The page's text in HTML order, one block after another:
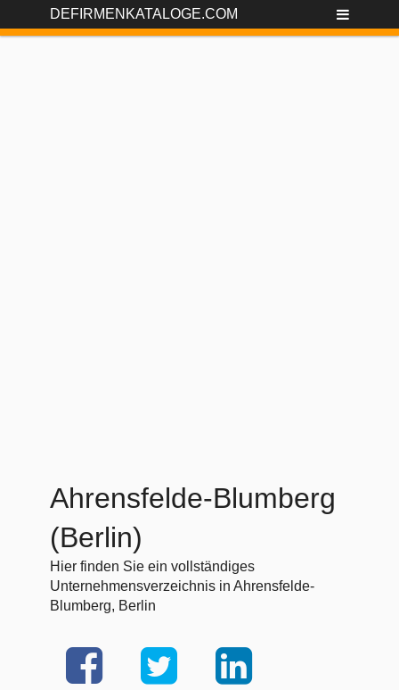
DEFIRMENKATALOGE.COM
Ahrensfelde-Blumberg
(Berlin)
Hier finden Sie ein vollständiges
Unternehmensverzeichnis in Ahrensfelde-
Blumberg, Berlin